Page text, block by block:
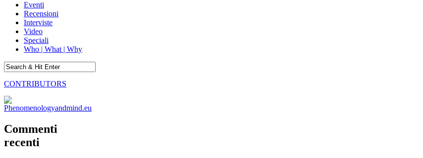
Eventi
Recensioni
Interviste
Video
Speciali
Who | What | Why
CONTRIBUTORS
Commenti
recenti